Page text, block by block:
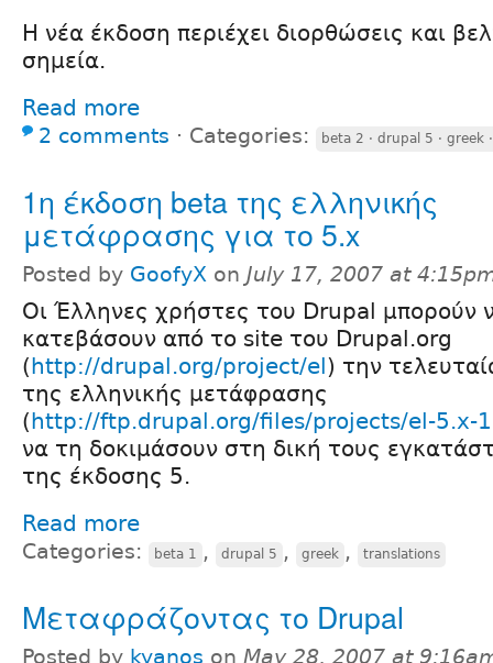
Η νέα έκδοση περιέχει διορθώσεις και
σημεία.
Read more
2 comments ⋅ Categories: beta 2 · drupal 5 · greek
1η έκδοση beta της ελληνικής
μετάφρασης για το 5.x
Posted by GoofyX on July 17, 2007 at
Οι Έλληνες χρήστες του Drupal μπορούν
κατεβάσουν από το site του Drupal.org
(http://drupal.org/project/el) την
της ελληνικής μετάφρασης
(http://ftp.drupal.org/files/projects/el-5.x-
να τη δοκιμάσουν στη δική τους
της έκδοσης 5.
Read more
Categories: beta 1 , drupal 5 , greek , translations
Μεταφράζοντας το Drupal
Posted by kyanos on May 28, 2007 at